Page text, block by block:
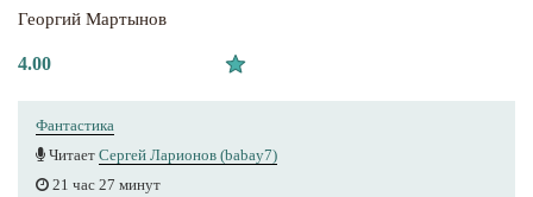
Георгий Мартынов
4.00
Фантастика
Читает Сергей Ларионов (babay7)
21 час 27 минут